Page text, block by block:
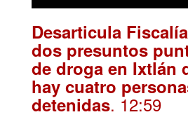
Desarticula
dos presuntos
de droga en Ixtlán
hay cuatro
detenidas. 12:59